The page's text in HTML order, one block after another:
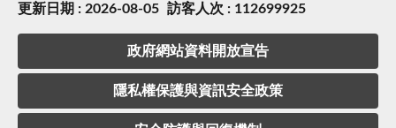
更新日期 : 2026-08-05 訪客人次 : 112699925
政府網站資料開放宣告
隱私權保護與資訊安全政策